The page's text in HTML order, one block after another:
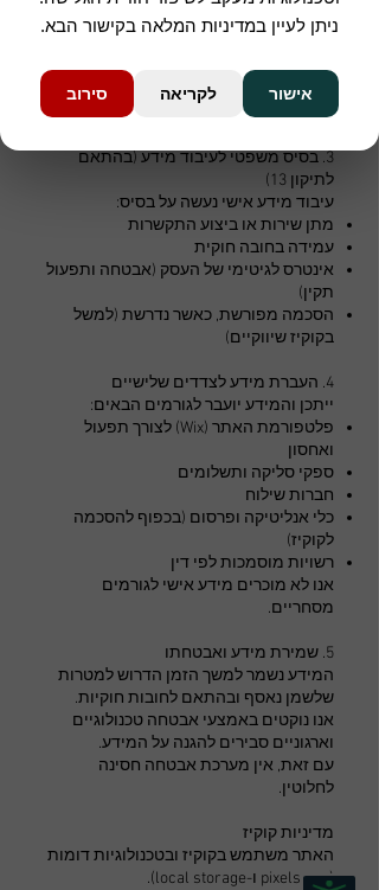
אבטחת מידע ומניעת הונאות
מפורשת
לא נעשה שימוש במידע מעבר לנדרש
למטרות אלה.
3. בסיס משפטי לעיבוד מידע (בהתאם
לתיקון 13)
עיבוד מידע אישי נעשה על בסיס:
מתן שירות או ביצוע התקשרות
עמידה בחובה חוקית
אינטרס לגיטימי של העסק (אבטחה ותפעול
תקין)
הסכמה מפורשת, כאשר נדרשת (למשל
בקוקיז שיווקיים)
4. העברת מידע לצדדים שלישיים
ייתכן והמידע יועבר לגורמים הבאים:
פלטפורמת האתר (Wix) לצורך תפעול
ואחסון
ספקי סליקה ותשלומים
חברות שילוח
כלי אנליטיקה ופרסום (בכפוף להסכמה
לקוקיז)
רשויות מוסמכות לפי דין
אנו לא מוכרים מידע אישי לגורמים
מסחריים.
5. שמירת מידע ואבטחתו
המידע נשמר למשך הזמן הדרוש למטרות
שלשמן נאסף ובהתאם לחובות חוקיות.
אנו נוקטים באמצעי אבטחה טכנולוגיים
וארגוניים סבירים להגנה על המידע.
עם זאת, אין מערכת אבטחה חסינה
לחלוטין.
מדיניות קוקיז
האתר משתמש בקוקיז ובטכנולוגיות דומות
(כגון pixels ו-local storage).
ניתן לעיין במדיניות המלאה בקישור הבא.
אישור לקריאה סירוב